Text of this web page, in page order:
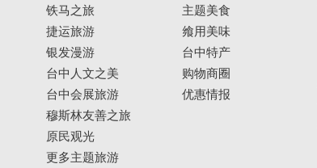
铁马之旅
捷运旅游
银发漫游
台中人文之美
台中会展旅游
穆斯林友善之旅
原民观光
更多主题旅游
主题美食
飨用美味
台中特产
购物商圈
优惠情报